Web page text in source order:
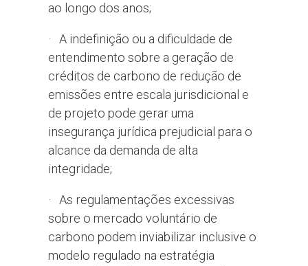
ao longo dos anos;
· A indefinição ou a dificuldade de
entendimento sobre a geração de
créditos de carbono de redução de
emissões entre escala jurisdicional e
de projeto pode gerar uma
insegurança jurídica prejudicial para o
alcance da demanda de alta
integridade;
· As regulamentações excessivas
sobre o mercado voluntário de
carbono podem inviabilizar inclusive o
modelo regulado na estratégia